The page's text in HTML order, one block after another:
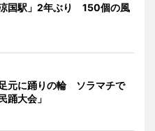
国駅」2年ぶり 150個の風
元に踊りの輪 ソラマチで
踊大会」